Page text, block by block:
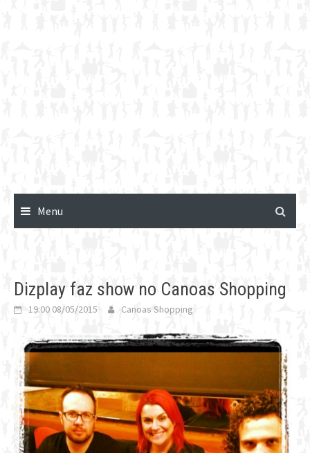
Menu
Dizplay faz show no Canoas Shopping
19:00 08/05/2015 Canoas Shopping